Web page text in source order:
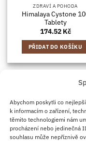
Abychom poskytli co
k informacím o zařízení,
těmito technologiemi nám
procházení nebo jedinečná
souhlasu může nepříznivě
ZDRAVÍ A POHODA
Himalaya Cystone
Tablety
174.52 Kč
PŘIDAT DO KOŠÍKU
Credit
Card
2
ZÁSADY
OBCHODNÍ PODMÍNKY
OMEZENÍ